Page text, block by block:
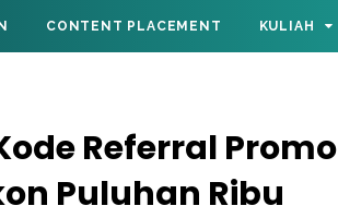
CONTENT PLACEMENT KULIAH
Referral Promo
Puluhan Ribu